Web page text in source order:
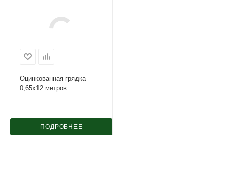
Оцинкованная грядка
0,65х12 метров
ПОДРОБНЕЕ